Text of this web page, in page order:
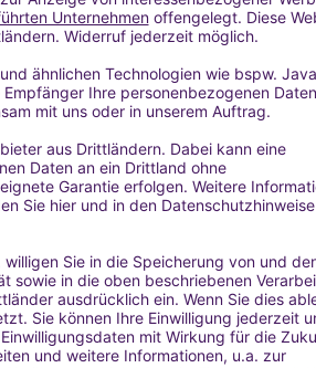
oder Hautreizungen auslösende